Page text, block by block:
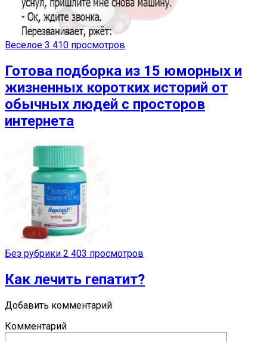
Веселое 3 410 просмотров
Готова подборка из 15 юморных и
жизненных коротких историй от
обычных людей с просторов
интернета
Без рубрики 2 403 просмотров
Как лечить гепатит?
Добавить комментарий
Комментарий